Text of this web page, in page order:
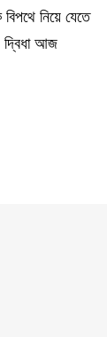
নিয়ে যেতে
আজ